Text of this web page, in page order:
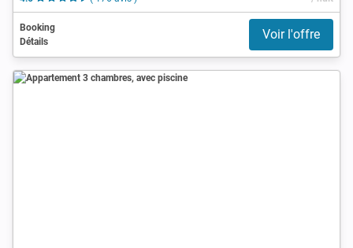
Booking
Détails
Voir l'offre